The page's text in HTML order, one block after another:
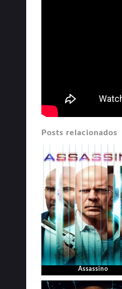
Posts relacionados
Assassino